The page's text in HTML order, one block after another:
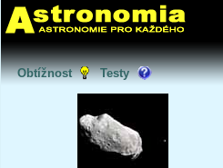
Obtížnost Testy